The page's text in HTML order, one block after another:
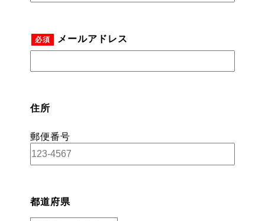
必須 メールアドレス
住所
郵便番号
都道府県